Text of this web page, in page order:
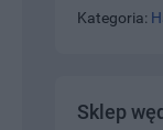
Kategoria:
Sklep